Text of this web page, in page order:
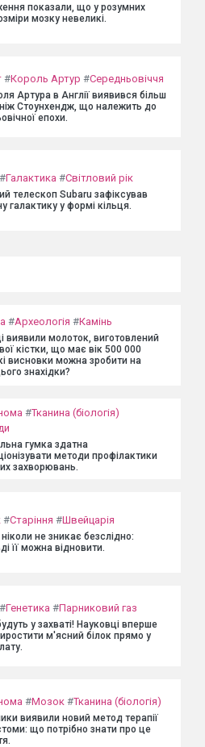
показали, що у розумних
мозку невеликі.
#Король Артур #Середньовіччя
Артура в Англії виявився більш
Стоунхендж, що належить до
епохи.
#Галактика #Світловий рік
телескоп Subaru зафіксував
галактику у формі кільця.
#Археологія #Камінь
виявили молоток, виготовлений
кістки, що має вік 500 000
висновки можна зробити на
знахідки?
#Тканина (біологія)
гумка здатна
методи профілактики
захворювань.
#Старіння #Швейцарія
не зникає безслідно:
її можна відновити.
#Генетика #Парниковий газ
у захваті! Науковці вперше
м'ясний білок прямо у
#Мозок #Тканина (біологія)
виявили новий метод терапії
що потрібно знати про це